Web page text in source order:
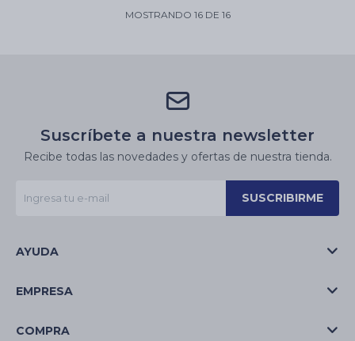
MOSTRANDO 16DE 16
Suscríbete a nuestra newsletter
Recibe todas las novedades y ofertas de nuestra tienda.
SUSCRIBIRME
AYUDA
EMPRESA
COMPRA